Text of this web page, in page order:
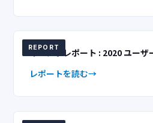
REPORT
イベントレポート : 2020 ユーザ
レポートを読む